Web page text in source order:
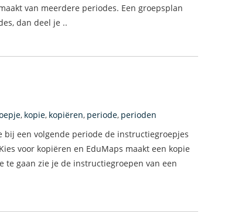
van meerdere periodes. Een groepsplan
dan deel je ..
, kopie, kopiëren, periode, perioden
een volgende periode de instructiegroepjes
voor kopiëren en EduMaps maakt een kopie
gaan zie je de instructiegroepen van een